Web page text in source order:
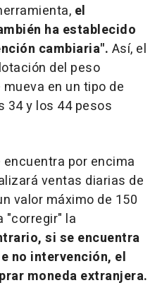
el
ha establecido
cambiaria". Así, el
del peso
en un tipo de
34 y los 44 pesos
por encima
ventas diarias de
valor máximo de 150
"corregir" la
si se encuentra
no intervención, el
moneda extranjera.